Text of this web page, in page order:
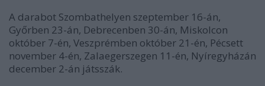
A darabot Szombathelyen szeptember 16-án,
Győrben 23-án, Debrecenben 30-án, Miskolcon
október 7-én, Veszprémben október 21-én, Pécsett
november 4-én, Zalaegerszegen 11-én, Nyíregyházán
december 2-án játsszák.